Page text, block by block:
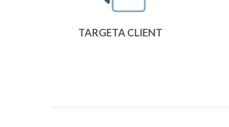
TARGETA CLIENT